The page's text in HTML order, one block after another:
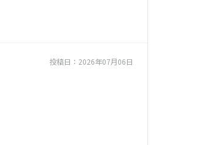
投稿日： 2026年07月06日